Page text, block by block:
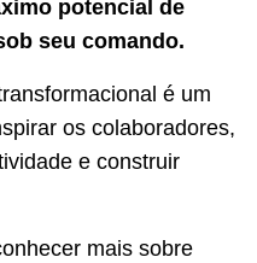
potencial de
seu comando.
é um
os colaboradores,
e construir
mais sobre